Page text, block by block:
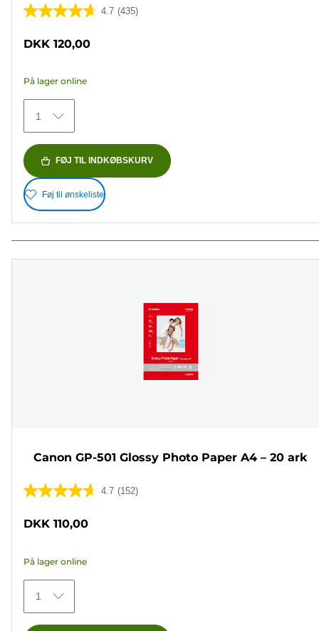
4.7 (435)
4.7
af
stjerner.
435
anmeldelser
DKK 120,00
På lager online
1
FØJ TIL INDKØBSKURV
Føj til ønskeliste
Canon GP-501 Glossy Photo Paper A4 – 20 ark
4.7 (152)
4.7
stjerner.
152
anmeldelser
DKK 110,00
På lager online
1